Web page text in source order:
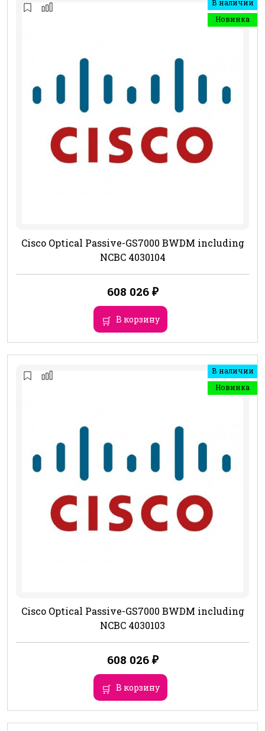
В наличии
Новинка
Cisco Optical Passive-GS7000 BWDM including
NCBC 4030104
608 026 ₽
В корзину
В наличии
Новинка
Cisco Optical Passive-GS7000 BWDM including
NCBC 4030103
608 026 ₽
В корзину